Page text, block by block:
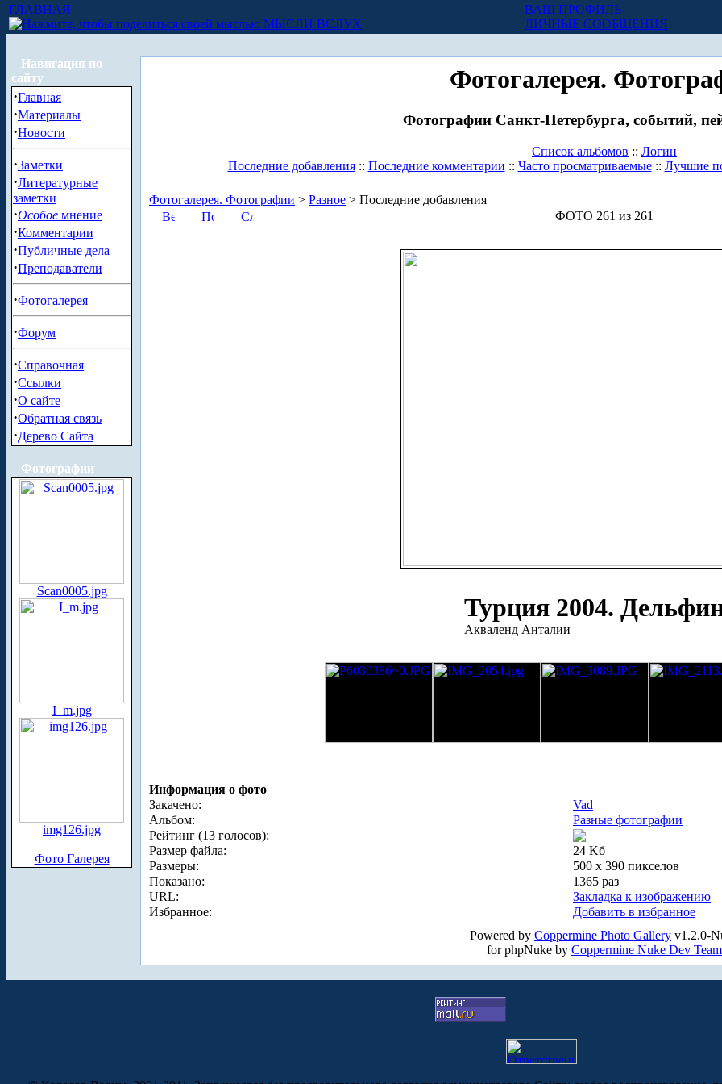
ГЛАВНАЯ
МЫСЛИ ВСЛУХ
ВАШ ПРОФИЛЬ
ЛИЧНЫЕ СООБЩЕНИЯ
Навигация по
сайту
·Главная
·Материалы
·Новости
·Заметки
·Литературные
заметки
·Особое мнение
·Комментарии
·Публичные дела
·Преподаватели
·Фотогалерея
·Форум
·Справочная
·Ссылки
·О сайте
·Обратная связь
·Дерево Сайта
Фотографии
Scan0005.jpg
I_m.jpg
img126.jpg
Фото Галерея
Фотогалерея.
Фотографии Санкт-Петербурга, событий,
Список альбомов :: Логин
Последние добавления:: Последние комментарии :: Часто просматриваемые:: Лучшие
Фотогалерея. Фотографии > Разное > Последние добавления
ФОТО 261 из 261
Турция 2004.
Акваленд Анталии
Информация о фото
Закачено:
Vad
Альбом:
Разные фотографии
Рейтинг (13 голосов):
Размер файла:
24 Kб
Размеры:
500 x 390 пикселов
Показано:
1365 раз
URL:
Закладка к изображению
Избранное:
Добавить в избранное
Powered by Coppermine Photo Gallery v1.2.0-
for phpNuke by Coppermine Nuke Dev Team